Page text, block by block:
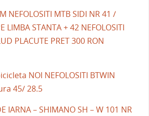
NEFOLOSITI MTB SIDI NR 41 /
LIMBA STANTA + 42 NEFOLOSITI
PLACUTE PRET 300 RON
NOI NEFOLOSITI BTWIN
45/ 28.5
IARNA – SHIMANO SH – W 101 NR